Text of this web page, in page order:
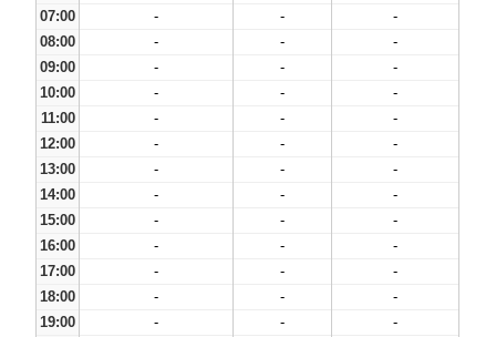
07:00
- -
-
08:00
- -
-
09:00
- -
-
10:00
- -
-
11:00
- -
-
12:00
- -
-
13:00
- -
-
14:00
- -
-
15:00
- -
-
16:00
- -
-
17:00
- -
-
18:00
- -
-
19:00
- -
-